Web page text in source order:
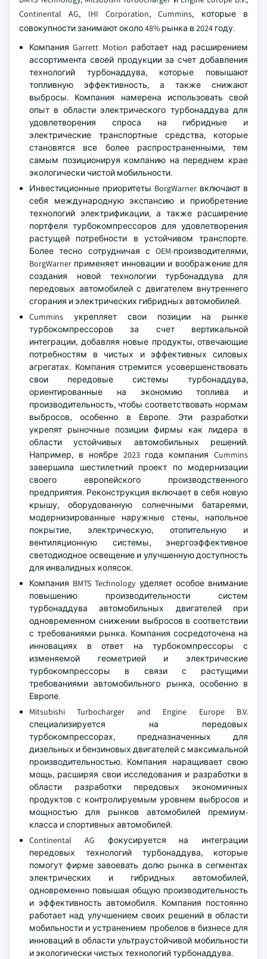
Continental AG, IHI Corporation, Cummins, которые в
совокупности занимают около 48% рынка в 2024 году.
Компания Garrett Motion работает над расширением
ассортимента своей продукции за счет добавления
технологий турбонаддува, которые повышают
топливную эффективность, а также снижают
выбросы. Компания намерена использовать свой
опыт в области электрического турбонаддува для
удовлетворения спроса на гибридные и
электрические транспортные средства, которые
становятся все более распространенными, тем
самым позиционируя компанию на переднем крае
экологически чистой мобильности.
Инвестиционные приоритеты BorgWarner включают в
себя международную экспансию и приобретение
технологий электрификации, а также расширение
портфеля турбокомпрессоров для удовлетворения
растущей потребности в устойчивом транспорте.
Более тесно сотрудничая с OEM-производителями,
BorgWarner применяет инновации и воображение для
создания новой технологии турбонаддува для
передовых автомобилей с двигателем внутреннего
сгорания и электрических гибридных автомобилей.
Cummins укрепляет свои позиции на рынке
турбокомпрессоров за счет вертикальной
интеграции, добавляя новые продукты, отвечающие
потребностям в чистых и эффективных силовых
агрегатах. Компания стремится усовершенствовать
свои передовые системы турбонаддува,
ориентированные на экономию топлива и
производительность, чтобы соответствовать нормам
выбросов, особенно в Европе. Эти разработки
укрепят рыночные позиции фирмы как лидера в
области устойчивых автомобильных решений.
Например, в ноябре 2023 года компания Cummins
завершила шестилетний проект по модернизации
своего европейского производственного
предприятия. Реконструкция включает в себя новую
крышу, оборудованную солнечными батареями,
модернизированные наружные стены, напольное
покрытие, электрическую, отопительную и
вентиляционную системы, энергоэффективное
светодиодное освещение и улучшенную доступность
для инвалидных колясок.
Компания BMTS Technology уделяет особое внимание
повышению производительности систем
турбонаддува автомобильных двигателей при
одновременном снижении выбросов в соответствии
с требованиями рынка. Компания сосредоточена на
инновациях в ответ на турбокомпрессоры с
изменяемой геометрией и электрические
турбокомпрессоры в связи с растущими
требованиями автомобильного рынка, особенно в
Европе.
Mitsubishi Turbocharger and Engine Europe B.V.
специализируется на передовых
турбокомпрессорах, предназначенных для
дизельных и бензиновых двигателей с максимальной
производительностью. Компания наращивает свою
мощь, расширяя свои исследования и разработки в
области разработки передовых экономичных
продуктов с контролируемым уровнем выбросов и
мощностью для рынков автомобилей премиум-
класса и спортивных автомобилей.
Continental AG фокусируется на интеграции
передовых технологий турбонаддува, которые
помогут фирме завоевать долю рынка в сегментах
электрических и гибридных автомобилей,
одновременно повышая общую производительность
и эффективность автомобиля. Компания постоянно
работает над улучшением своих решений в области
мобильности и устранением пробелов в бизнесе для
инноваций в области ультраустойчивой мобильности
и экологически чистых технологий турбонаддува.